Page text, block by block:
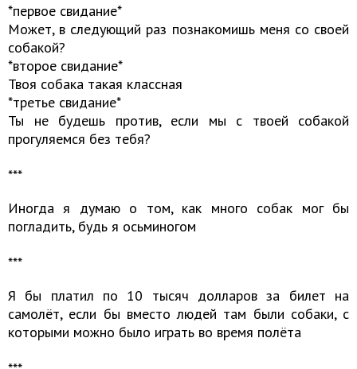
*первое свидание*
Может, в следующий раз познакомишь меня со своей
собакой?
*второе свидание*
Твоя собака такая классная
*третье свидание*
Ты не будешь против, если мы с твоей собакой
прогуляемся без тебя?
​​​​​​​***
Иногда я думаю о том, как много собак мог бы
погладить, будь я осьминогом
​​​​​​​***
Я бы платил по 10 тысяч долларов за билет на
самолёт, если бы вместо людей там были собаки, с
которыми можно было играть во время полёта